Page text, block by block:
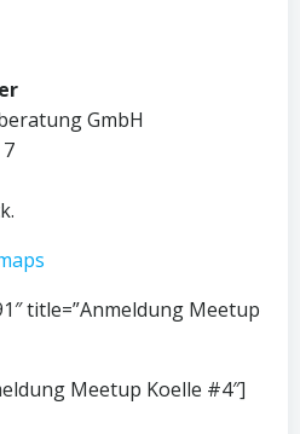
GmbH
title=”Anmeldung Meetup
Meetup Koelle #4″]